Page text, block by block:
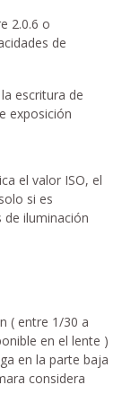
2.0.6 o
de
escritura de
exposición
el valor ISO, el
si es
de iluminación
( entre 1/30 a
en el lente )
en la parte baja
considera